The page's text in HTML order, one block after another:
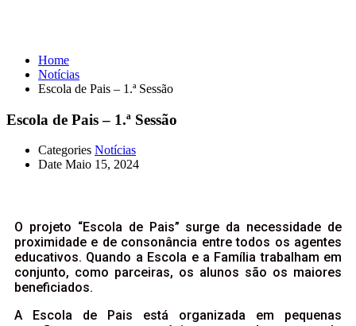
Home
Notícias
Escola de Pais – 1.ª Sessão
Escola de Pais – 1.ª Sessão
Categories Notícias
Date Maio 15, 2024
O projeto “Escola de Pais” surge da necessidade de
proximidade e de consonância entre todos os agentes
educativos. Quando a Escola e a Família trabalham em
conjunto, como parceiras, os alunos são os maiores
beneficiados.
A Escola de Pais está organizada em pequenas